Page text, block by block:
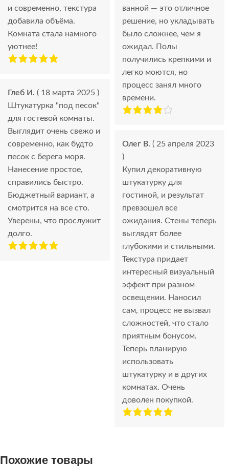
и современно, текстура
добавила объёма.
Комната стала намного
уютнее!
Глеб И. ( 18 марта 2025 )
Штукатурка "под песок"
для гостевой комнаты.
Выглядит очень свежо и
современно, как будто
песок с берега моря.
Нанесение простое,
справились быстро.
Бюджетный вариант, а
смотрится на все сто.
Уверены, что прослужит
долго.
ванной — это отличное
решение, но укладывать
было сложнее, чем я
ожидал. Полы
получились крепкими и
легко моются, но
процесс занял много
времени.
Олег В. ( 25 апреля 2023
)
Купил декоративную
штукатурку для
гостиной, и результат
превзошел все
ожидания. Стены теперь
выглядят более
глубокими и стильными.
Текстура придает
интересный визуальный
эффект при разном
освещении. Наносил
сам, процесс не вызвал
сложностей, что стало
приятным бонусом.
Теперь планирую
использовать
штукатурку и в других
комнатах. Очень
доволен покупкой.
Похожие товары